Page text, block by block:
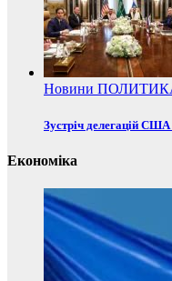
Новини
Зустріч делегацій США
Економіка